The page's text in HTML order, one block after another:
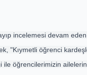
incelemesi devam
"Kıymetli öğrenci
ile öğrencilerimizin